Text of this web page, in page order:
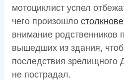
мотоциклист успел
чего произошло
внимание родственников
вышедших из здания,
последствия зрелищного
не пострадал.